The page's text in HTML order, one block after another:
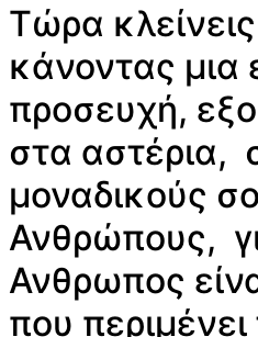
Τώρα
κάνοντας μια
προσευχή,
στα αστέρια,
μοναδικούς
Ανθρώπους,
Ανθρωπος
που